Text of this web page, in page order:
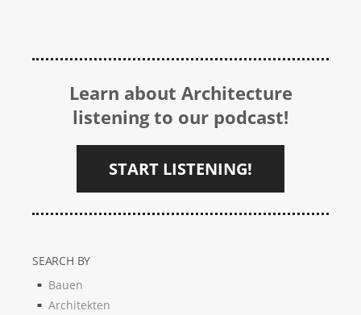
Learn about Architecture
listening to our podcast!
START LISTENING!
SEARCH BY
Bauen
Architekten